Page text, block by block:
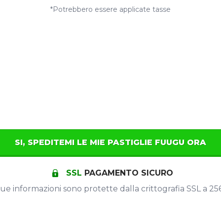
*Potrebbero essere applicate tasse
SI, SPEDITEMI LE MIE PASTIGLIE FUUGU ORA
SSL PAGAMENTO SICURO
informazioni sono protette dalla crittografia SSL a